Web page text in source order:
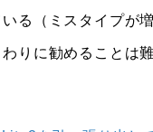
る（ミスタイプが
りに勧めることは